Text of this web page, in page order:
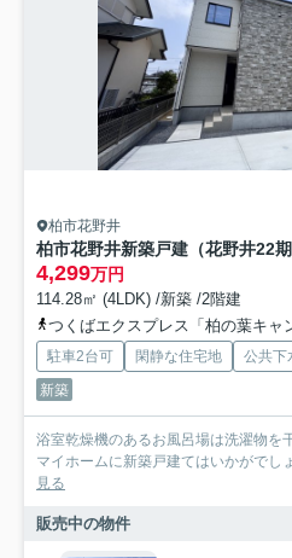
柏市花野井
柏市花野井新築戸建（花野井22期
4,299万円
114.28㎡ (4LDK) /新築 /2階建
つくばエクスプレス「柏の葉キャ
駐車2台可 閑静な住宅地
公共下
新築
浴室乾燥機のあるお風呂場は洗濯物を
マイホームに新築戸建てはいかがでし
見る
販売中の物件